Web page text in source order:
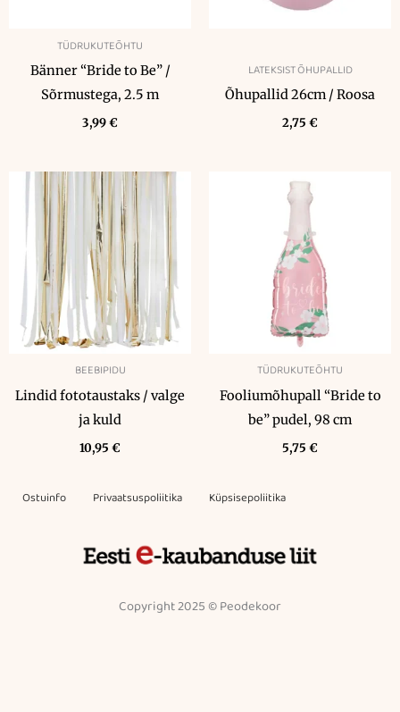
TÜDRUKUTEÕHTU
Bänner “Bride to Be” /
Sõrmustega, 2.5 m
3,99€
LATEKSIST ÕHUPALLID
Õhupallid 26cm / Roosa
2,75 €
BEEBIPIDU
Lindid fototaustaks / valge
ja kuld
10,95 €
TÜDRUKUTEÕHTU
Fooliumõhupall “Bride to
be” pudel, 98 cm
5,75 €
Ostuinfo Privaatsuspoliitika Küpsisepoliitika
Copyright 2025 © Peodekoor